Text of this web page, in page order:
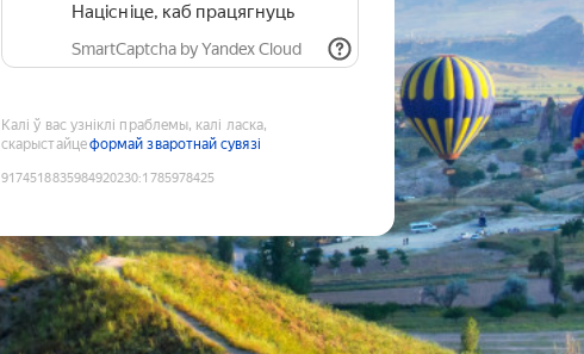
Націсніце, каб працягнуць
SmartCaptcha by Yandex Cloud
Калі ў вас узніклі праблемы, калі ласка,
скарыстайцеформай зваротнай сувязі
9174518835984920230:1785978425